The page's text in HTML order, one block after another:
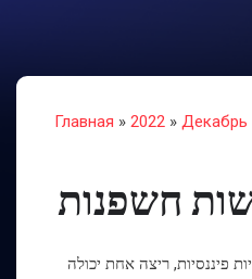
Главная » 2022 » Декабрь
חשפנות
פיננסיות, ריצה אחת יכולה